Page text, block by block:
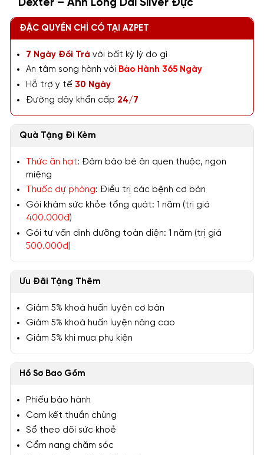
Dexter – Anh Lông Dài Silver Đực
ĐẶC QUYỀN CHỈ CÓ TẠI AZPET
7 Ngày Đổi Trả với bất kỳ lý do gì
An tâm song hành với Bảo Hành 365 Ngày
Hỗ trợ y tế 30 Ngày
Đường dây khẩn cấp 24/7
Quà Tặng Đi Kèm
Thức ăn hạt: Đảm bảo bé ăn quen thuộc, ngon
miệng
Thuốc dự phòng: Điều trị các bệnh cơ bản
Gói khám sức khỏe tổng quát: 1 năm (trị giá
400.000đ)
Gói tư vấn dinh dưỡng toàn diện: 1 năm (trị giá
500.000đ)
Ưu Đãi Tặng Thêm
Giảm 5% khoá huấn luyện cơ bản
Giảm 5% khoá huấn luyện nâng cao
Giảm 5% khi mua phụ kiện
Hồ Sơ Bao Gồm
Phiếu bảo hành
Cam kết thuần chủng
Sổ theo dõi sức khoẻ
Cẩm nang chăm sóc